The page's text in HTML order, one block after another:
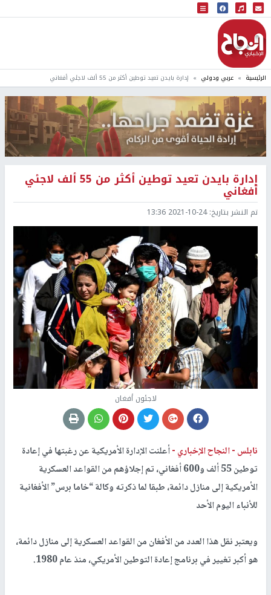
البث المباشر
إذاعة النجاح
الرئيسية عربي ودولي إدارة بايدن تعيد توطين أكثر من 55 ألف لاجئي أفغاني
إدارة بايدن تعيد توطين أكثر من 55 ألف لاجئي
أفغاني
تم النشر بتاريخ:2021-10-24 13:36
لاجئون أفغان
نابلس -النجاح الإخباري -أعلنت الإدارة الأمريكية عن رغبتها في إعادة
توطين 55 ألف و600 أفغاني، تم إجلاؤهم من القواعد العسكرية
الأمريكية إلى منازل دائمة، طبقا لما ذكرته وكالة “خاما برس” الأفغانية
للأنباء اليوم الأحد
ويعتبر نقل هذا العدد من الأفغان من القواعد العسكرية إلى منازل دائمة،
هو أكبر تغيير في برنامج إعادة التوطين الأمريكي، منذ عام 1980.